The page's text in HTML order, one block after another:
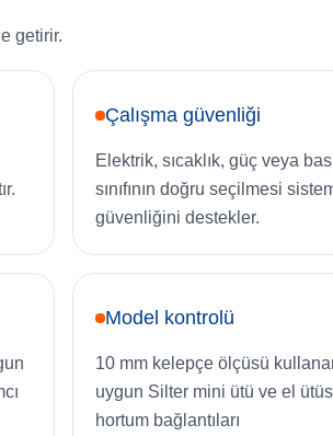
getirir.
Çalışma güvenliği
Elektrik, sıcaklık, güç veya
sınıfının doğru seçilmesi
güvenliğini destekler.
Model kontrolü
10 mm kelepçe ölçüsü
uygun Silter mini ütü ve el
hortum bağlantıları